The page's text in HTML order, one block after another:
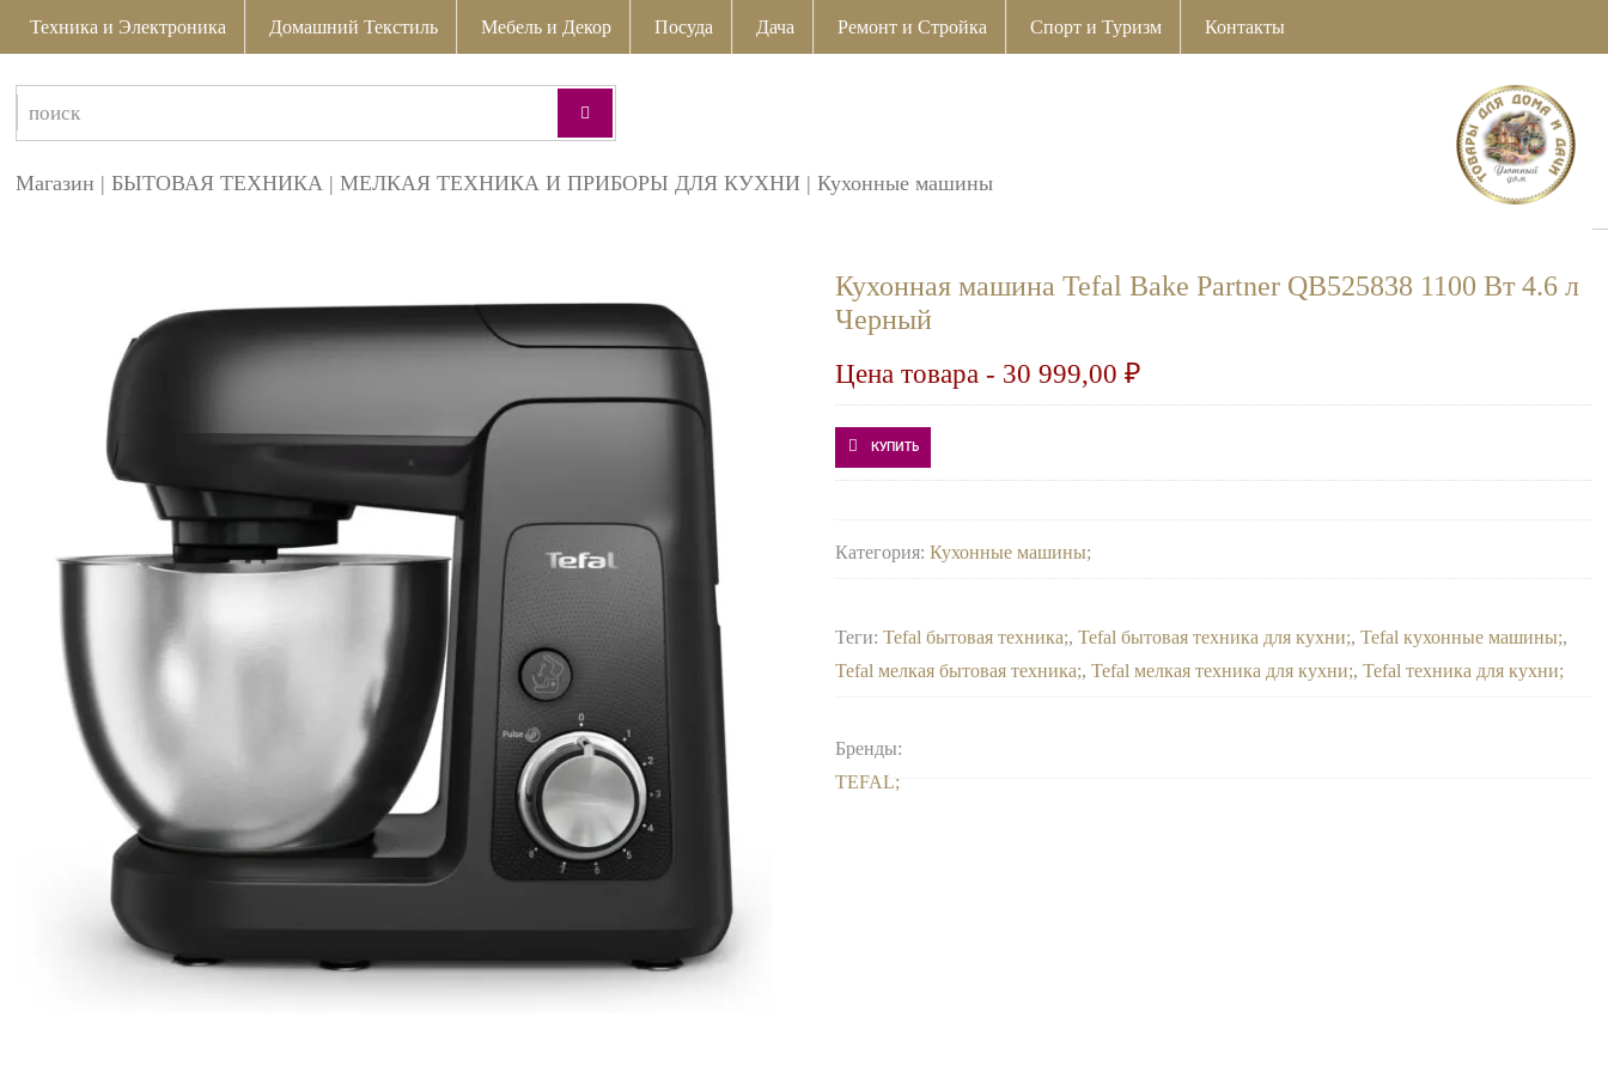
Техника и Электроника Домашний Текстиль Мебель и Декор Посуда Дача Ремонт и Стройка Спорт и Туризм Контакты
Магазин |БЫТОВАЯ ТЕХНИКА |МЕЛКАЯ ТЕХНИКА И ПРИБОРЫ ДЛЯ КУХНИ |Кухонные машины
Кухонная машина Tefal Bake Partner QB525838 1100 Вт 4.6 л
Черный
Цена товара - 30 999,00₽
КУПИТЬ
Категория:Кухонные машины
Теги:Tefal бытовая техника ,Tefal бытовая техника для кухни ,Tefal кухонные машины ,
Tefal мелкая бытовая техника ,Tefal мелкая техника для кухни ,Tefal техника для кухни
Бренды:
TEFAL